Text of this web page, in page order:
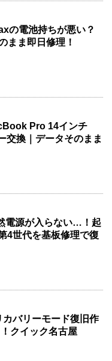
の電池持ちが悪い？
まま即日修理！
Pro 14インチ
交換｜データそのまま
電源が入らない…！起
4世代を基板修理で復
バリーモード復旧作
クイック名古屋